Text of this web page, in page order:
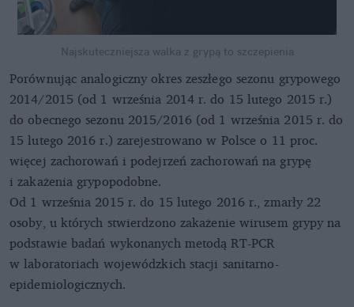
Najskuteczniejsza walka z grypą to szczepienia
Porównując analogiczny okres zeszłego sezonu grypowego
2014/2015 (od 1 września 2014 r. do 15 lutego 2015 r.)
do obecnego sezonu 2015/2016 (od 1 września 2015 r. do
15 lutego 2016 r.) zarejestrowano w Polsce o 11 proc.
więcej zachorowań i podejrzeń zachorowań na grypę
i zakażenia grypopodobne.
Od 1 września 2015 r. do 15 lutego 2016 r., zmarły 22
osoby, u których stwierdzono zakażenie wirusem grypy na
podstawie badań wykonanych metodą RT-PCR
w laboratoriach wojewódzkich stacji sanitarno-
epidemiologicznych.